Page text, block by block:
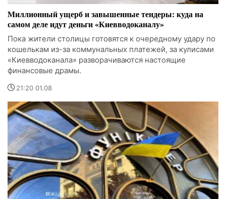
Миллионный ущерб и завышенные тендеры: куда на
самом деле идут деньги «Киевводоканалу»
Пока жители столицы готовятся к очередному удару по
кошелькам из-за коммунальных платежей, за кулисами
«Киевводоканала» разворачиваются настоящие
финансовые драмы.
21:20 01.08